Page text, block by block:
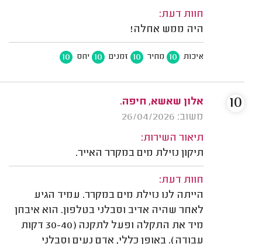
חוות דעת:
היה ממש אחלה!
איכות 10 מחיר 10 זמנים 10 יחס 10
אלון שאשא, חיפה.
משוב: 26/04/2026
תיאור השירות:
תיקון נזילת מים במקרר האייר.
חוות דעת:
הייתה לנו נזילת מים במקרר. עמיד הגיע
לאחר שהיה אדיב וסבלני בטלפון. הוא איבחן
מיד את התקלה ופעל לתקנה (30-40 דקות
עבודה). באופן כללי, אדם נעים וסבלני
10